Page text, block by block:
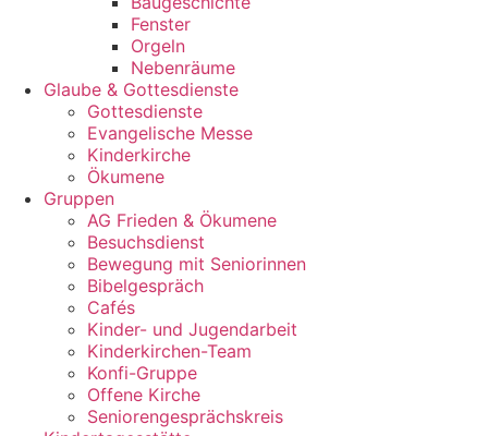
Fenster
Orgeln
Nebenräume
Glaube & Gottesdienste
Gottesdienste
Evangelische Messe
Kinderkirche
Ökumene
Gruppen
AG Frieden & Ökumene
Besuchsdienst
Bewegung mit Seniorinnen
Bibelgespräch
Cafés
Kinder- und Jugendarbeit
Kinderkirchen-Team
Konfi-Gruppe
Offene Kirche
Seniorengesprächskreis